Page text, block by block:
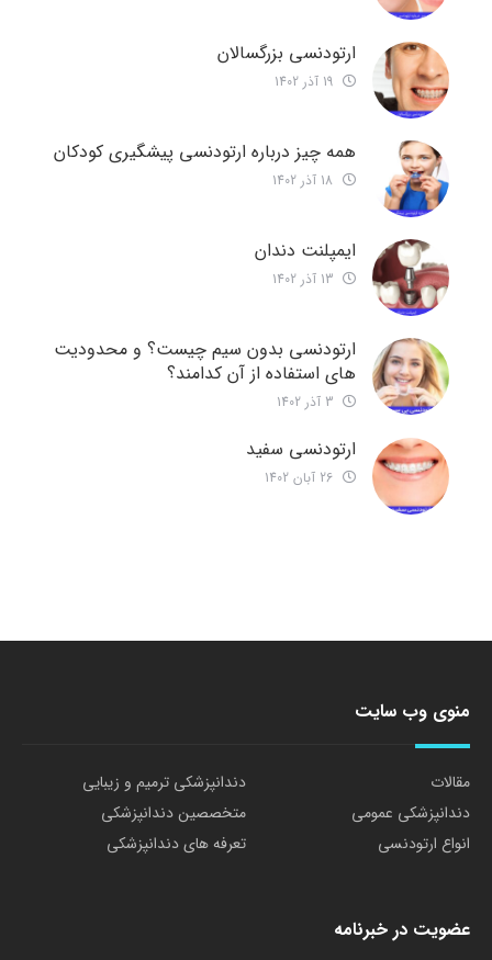
ارتودنسی بزرگسالان
همه چیز درباره ارتودنسی پیشگیری کودکان
ایمپلنت دندان
ارتودنسی بدون سیم چیست؟ و محدودیت
های استفاده از آن کدامند؟
ارتودنسی سفید
منوی وب سایت
مقالات
دندانپزشکی ترمیم و زیبایی
دندانپزشکی عمومی
متخصصین دندانپزشکی
انواع ارتودنسی
تعرفه های دندانپزشکی
عضویت در خبرنامه